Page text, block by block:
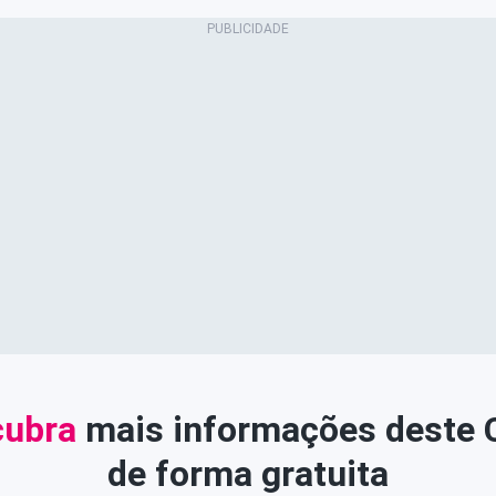
mais informações deste
de forma gratuita